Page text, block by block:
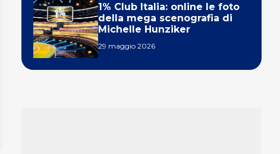
1% Club Italia: online le foto
della mega scenografia di
Michelle Hunziker
29 maggio 2026